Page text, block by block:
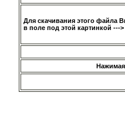
Для скачивания этого файла
в поле под этой картинкой --->
Нажимая